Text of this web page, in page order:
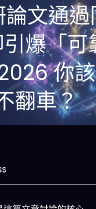
文通過
爆「可
你
翻車？